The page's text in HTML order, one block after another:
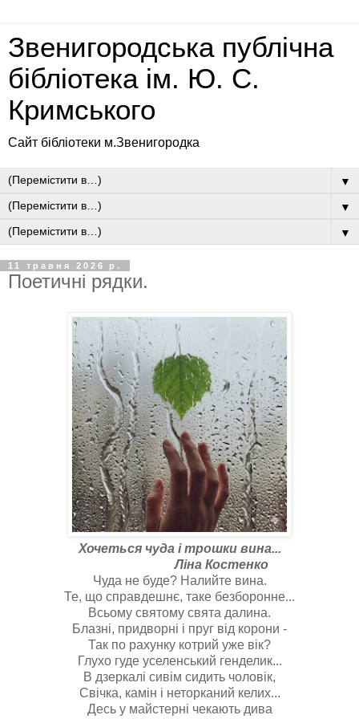
Звенигородська публічна
бібліотека ім. Ю. С.
Кримського
Сайт бібліотеки м.Звенигородка
▼
▼
▼
11 травня 2026 р.
Поетичні рядки.
Хочеться чуда і трошки вина...
Ліна Костенко
Чуда не буде? Налийте вина.
Те, що справдешнє, таке безборонне...
Всьому святому свята далина.
Блазні, придворні і пруг від корони -
Так по рахунку котрий уже вік?
Глухо гуде уселенський генделик...
В дзеркалі сивім сидить чоловік,
Свічка, камін і неторканий келих...
Десь у майстерні чекають дива